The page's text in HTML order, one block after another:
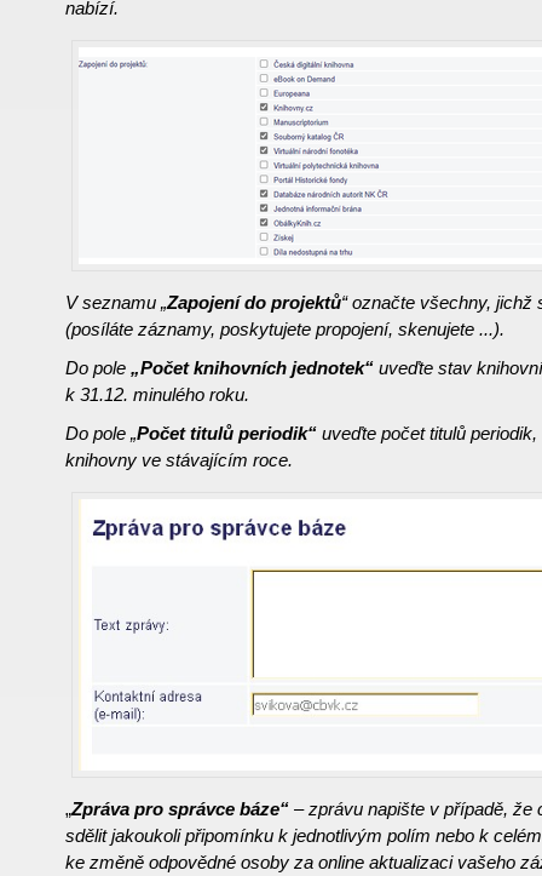
nabízí.
V seznamu „Zapojení do projektů“ označte všechny, jichž
(posíláte záznamy, poskytujete propojení, skenujete ...).
Do pole„Počet knihovních jednotek“ uveďte stav
k 31.12. minulého roku.
Do pole „Počet titulů periodik“ uveďte počet titulů
knihovny ve stávajícím roce.
„Zpráva pro správce báze“ – zprávu napište v případě, že
sdělit jakoukoli připomínku k jednotlivým polím nebo k
ke změně odpovědné osoby za online aktualizaci vašeho